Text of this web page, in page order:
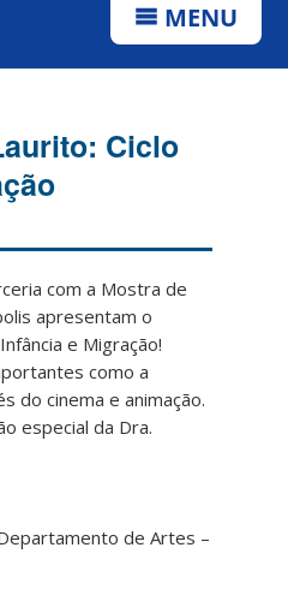
MENU
Ciclo
com a Mostra de
apresentam o
e Migração!
como a
do cinema e animação.
especial da Dra.
de Artes –